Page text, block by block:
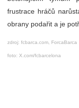
frustrace hráčů
obrany podařit a je
zdroj: fcbarca.com, ForcaBarca
foto: X.com/fcbarcelona